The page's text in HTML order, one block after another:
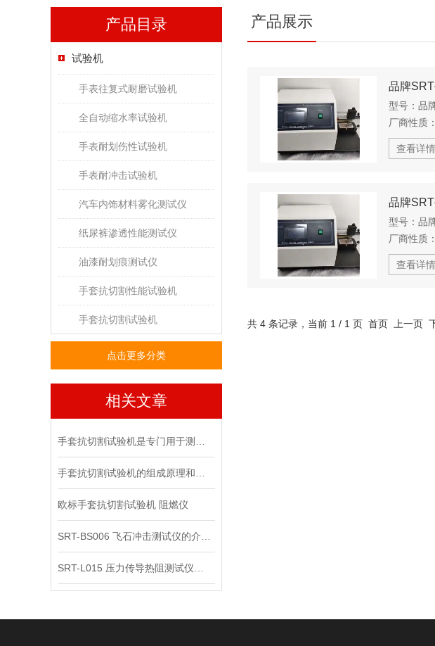
产品目录
试验机
手表往复式耐磨试验机
全自动缩水率试验机
手表耐划伤性试验机
手表耐冲击试验机
汽车内饰材料雾化测试仪
纸尿裤渗透性能测试仪
油漆耐划痕测试仪
手套抗切割性能试验机
手套抗切割试验机
点击更多分类
相关文章
欧标手套抗切割试验机 阻燃仪
产品展示
型号： 品
厂商性质：
查看详情
品牌
型号： 品
厂商性质：
查看详情
共 4 条记录，当前 1 / 1 页 首页 上一页